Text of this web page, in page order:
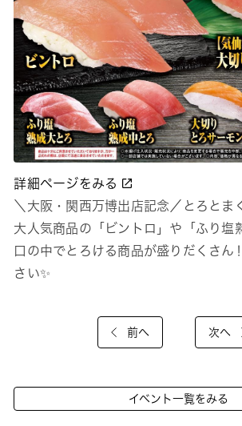
詳細ページをみる
＼大阪・関西万博出店記念／とろとま
大人気商品の「ビントロ」や「ふり塩
口の中でとろける商品が盛りだくさ
さい✨
前へ 次へ
イベント一覧をみる